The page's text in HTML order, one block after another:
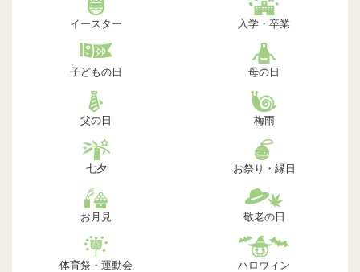
イースター 入学・卒業
子どもの日 母の日
父の日 梅雨
七夕 お祭り・縁日
お月見 敬老の日
体育祭・運動会 ハロウィン